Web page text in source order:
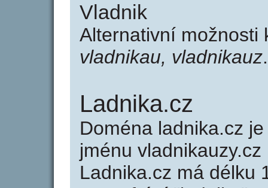
Vladnik
Alternativní
vladnikau, vladnikauz.
Ladnika.cz
Doména ladnika.cz
jménu
Ladnika.cz má délku